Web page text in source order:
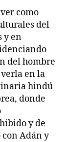
como
del
y en
del hombre
en la
hindú
donde
y de
Adán y